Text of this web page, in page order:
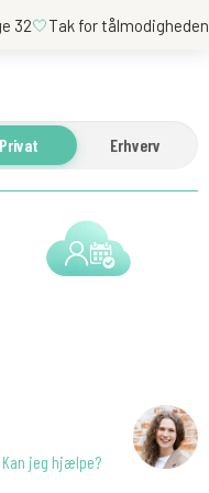
32🤍Tak for tålmodigheden
Privat Erhverv
Kan jeg hjælpe?